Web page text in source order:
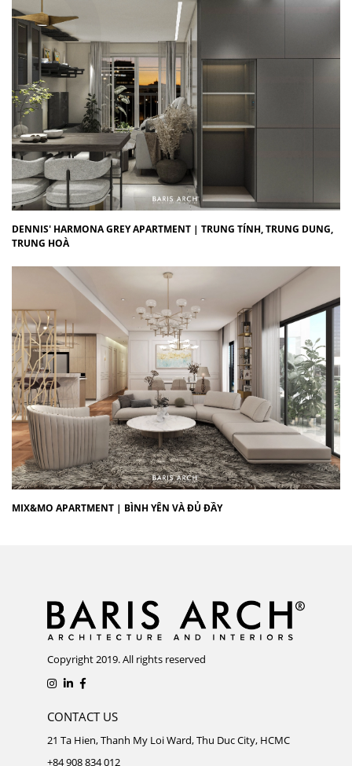
DENNIS' HARMONA GREY APARTMENT | TRUNG TÍNH, TRUNG DUNG,
TRUNG HOÀ
MIX&MO APARTMENT | BÌNH YÊN VÀ ĐỦ ĐẦY
Copyright 2019. All rights reserved
CONTACT US
21 Ta Hien, Thanh My Loi Ward, Thu Duc City, HCMC
+84 908 834 012